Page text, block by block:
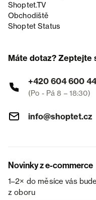
Shoptet.TV
Obchodiště
Shoptet Status
Máte dotaz? Zeptejte
+420 604 600
(Po - Pá 8 – 18:30)
info@shoptet.cz
Novinky z e-commerce
1–2× do měsíce vás
z oboru